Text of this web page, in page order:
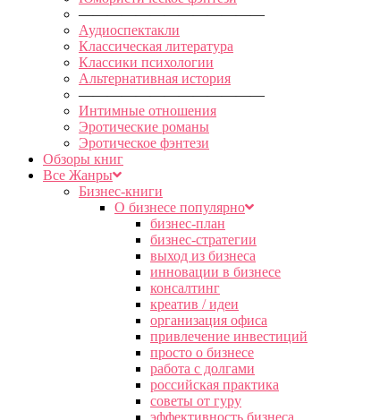
—————————————
Аудиоспектакли
Классическая литература
Классики психологии
Альтернативная история
—————————————
Интимные отношения
Эротические романы
Эротическое фэнтези
Обзоры книг
Все Жанры
Бизнес-книги
О бизнесе популярно
бизнес-план
бизнес-стратегии
выход из бизнеса
инновации в бизнесе
консалтинг
креатив / идеи
организация офиса
привлечение инвестиций
просто о бизнесе
работа с долгами
российская практика
советы от гуру
эффективность бизнеса